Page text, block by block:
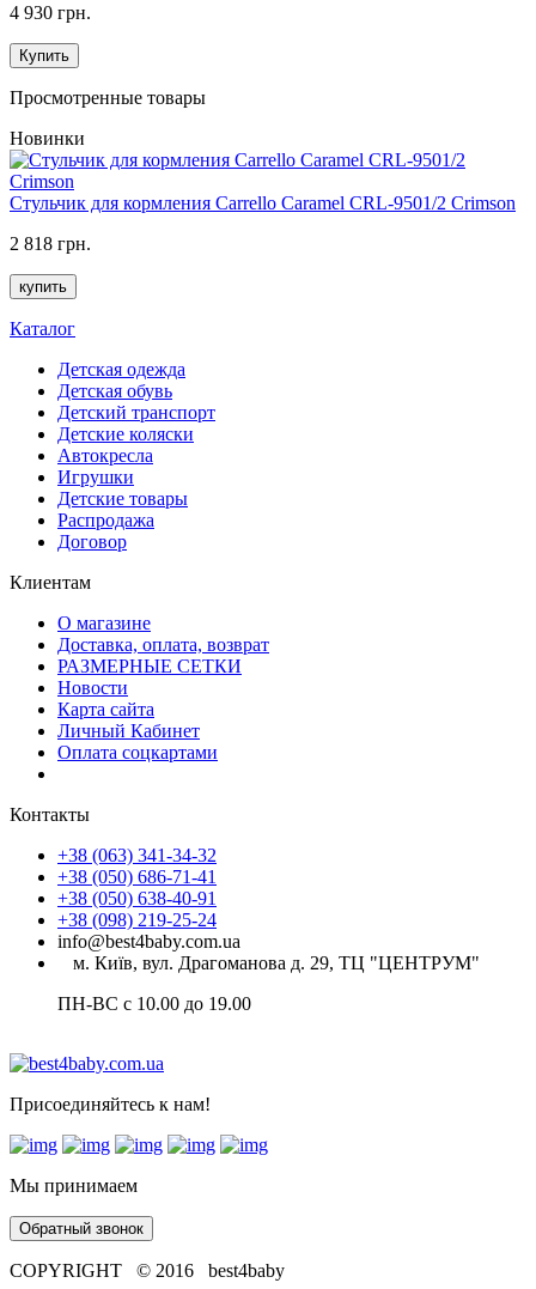
4 930 грн.
Купить
Просмотренные товары
Новинки
Стульчик для кормления Carrello Caramel CRL-9501/2 Crimson
2 818 грн.
купить
Каталог
Детская одежда
Детская обувь
Детский транспорт
Детские коляски
Автокресла
Игрушки
Детские товары
Распродажа
Договор
Клиентам
О магазине
Доставка, оплата, возврат
РАЗМЕРНЫЕ СЕТКИ
Новости
Карта сайта
Личный Кабинет
Оплата соцкартами
Контакты
+38 (063) 341-34-32
+38 (050) 686-71-41
+38 (050) 638-40-91
+38 (098) 219-25-24
info@best4baby.com.ua
м. Київ, вул. Драгоманова д. 29, ТЦ "ЦЕНТРУМ"
ПН-ВС с 10.00 до 19.00
Присоединяйтесь к нам!
Мы принимаем
Обратный звонок
COPYRIGHT © 2016 best4baby